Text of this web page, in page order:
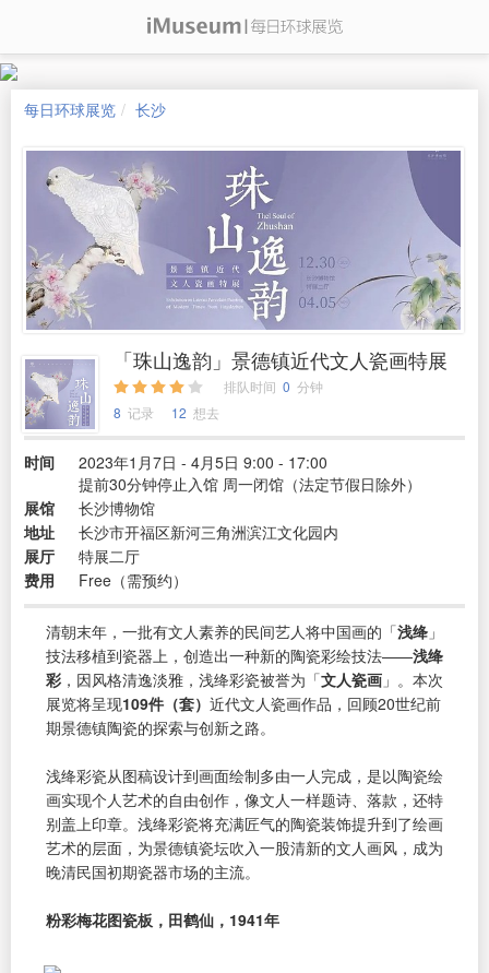
每日环球展览 长沙
「珠山逸韵」景德镇近代文人瓷画特展
排队时间 0 分钟
8 记录 12 想去
时间
2023年1月7日 - 4月5日 9:00 - 17:00
提前30分钟停止入馆 周一闭馆（法定节假日除外）
展馆
长沙博物馆
地址
长沙市开福区新河三角洲滨江文化园内
展厅
特展二厅
费用
Free（需预约）
清朝末年，一批有文人素养的民间艺人将中国画的「浅绛 」
技法移植到瓷器上，创造出一种新的陶瓷彩绘技法——浅绛
彩 ，因风格清逸淡雅，浅绛彩瓷被誉为「文人瓷画 」。本次
展览将呈现109件（套） 近代文人瓷画作品，回顾20世纪前
期景德镇陶瓷的探索与创新之路。
浅绛彩瓷从图稿设计到画面绘制多由一人完成，是以陶瓷绘
画实现个人艺术的自由创作，像文人一样题诗、落款，还特
别盖上印章。浅绛彩瓷将充满匠气的陶瓷装饰提升到了绘画
艺术的层面，为景德镇瓷坛吹入一股清新的文人画风，成为
晚清民国初期瓷器市场的主流。
粉彩梅花图瓷板，田鹤仙，1941年